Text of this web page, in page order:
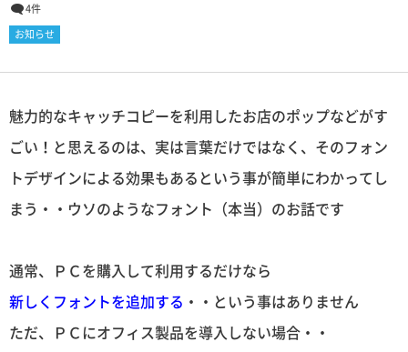
4件
お知らせ
魅力的なキャッチコピーを利用したお店のポップなどがす
ごい！と思えるのは、実は言葉だけではなく、そのフォン
トデザインによる効果もあるという事が簡単にわかってし
まう・・ウソのようなフォント（本当）のお話です
通常、ＰＣを購入して利用するだけなら
新しくフォントを追加する ・・という事はありません
ただ、ＰＣにオフィス製品を導入しない場合・・